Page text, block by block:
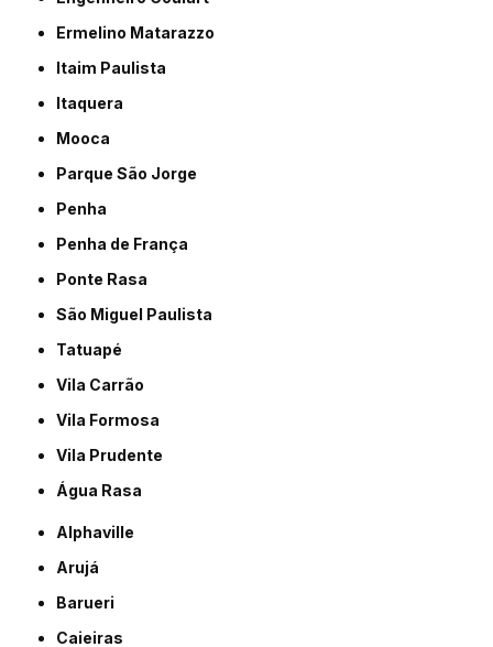
Ermelino Matarazzo
Itaim Paulista
Itaquera
Mooca
Parque São Jorge
Penha
Penha de França
Ponte Rasa
São Miguel Paulista
Tatuapé
Vila Carrão
Vila Formosa
Vila Prudente
Água Rasa
Alphaville
Arujá
Barueri
Caieiras